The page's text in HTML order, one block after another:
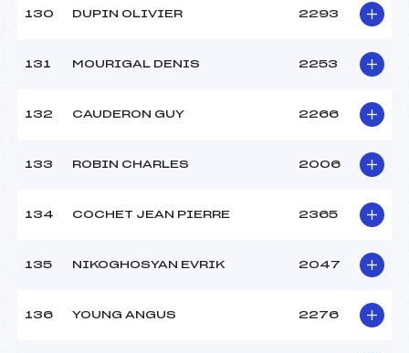
130 DUPIN OLIVIER 2293
131 MOURIGAL DENIS 2253
132 CAUDERON GUY 2266
133 ROBIN CHARLES 2006
134 COCHET JEAN PIERRE 2365
135 NIKOGHOSYAN EVRIK 2047
136 YOUNG ANGUS 2276